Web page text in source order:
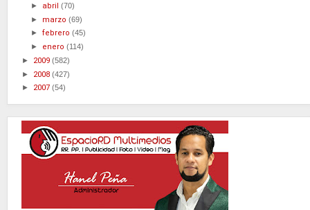
► abril(70)
► marzo(69)
►febrero(45)
► enero(114)
► 2009 (582)
► 2008 (427)
► 2007 (54)